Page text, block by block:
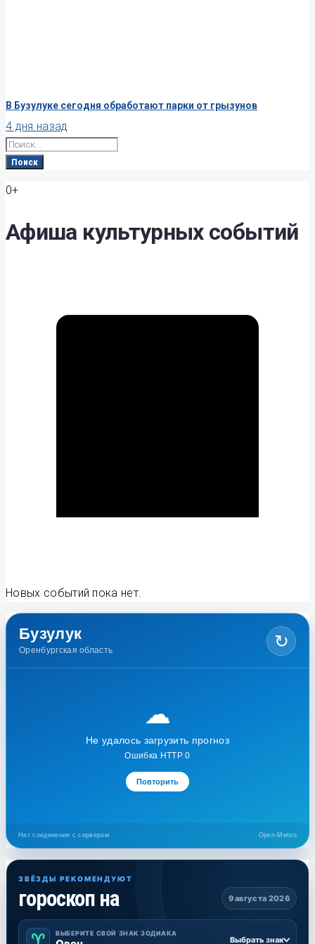
В Бузулуке сегодня обработают парки от грызунов
4 дня назад
Search
for:
Поиск
0+
Афиша культурных событий
Новых событий пока нет.
Бузулук
Оренбургская область ↻
☁
Не удалось загрузить прогноз
Ошибка HTTP 0
Повторить
Нет соединения с сервером Open-Meteo
ЗВЁЗДЫ РЕКОМЕНДУЮТ
гороскоп на 9 августа 2026
♈ ВЫБЕРИТЕ СВОЙ ЗНАК ЗОДИАКА
Выбрать знак